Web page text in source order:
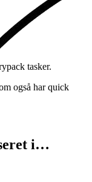
tasker.
også har quick
i…